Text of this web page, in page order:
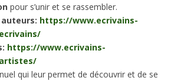
pour s’unir et se rassembler.
https://www.ecrivains-
https://www.ecrivains-
qui leur permet de découvrir et de se